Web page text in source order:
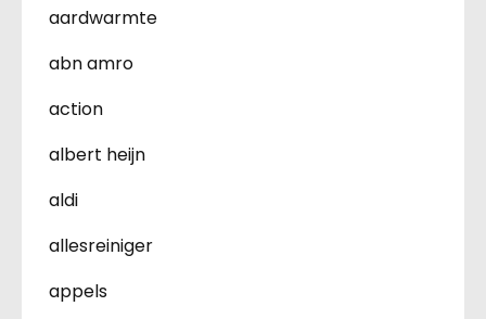
aardwarmte
abn amro
action
albert heijn
aldi
allesreiniger
appels